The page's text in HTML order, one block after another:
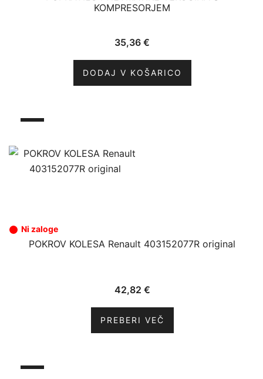
KOMPRESORJEM
35,36 €
DODAJ V KOŠARICO
Ni zaloge
POKROV KOLESA Renault 403152077R original
42,82 €
PREBERI VEČ